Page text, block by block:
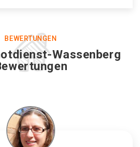
BEWERTUNGEN
Wassenberg